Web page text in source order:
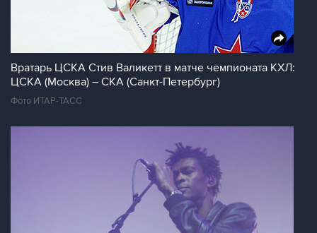
Вратарь ЦСКА Стив Валикетт в матче чемпионата КХЛ:
ЦСКА (Москва) – СКА (Санкт-Петербург)
Фото ИТАР-ТАСС